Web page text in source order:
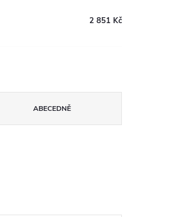
2 851 Kč
ABECEDNĚ